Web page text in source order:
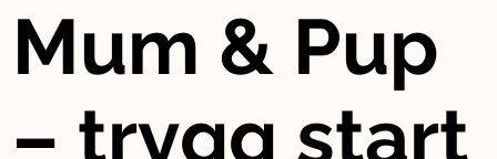
Mum & Pup
– trygg start